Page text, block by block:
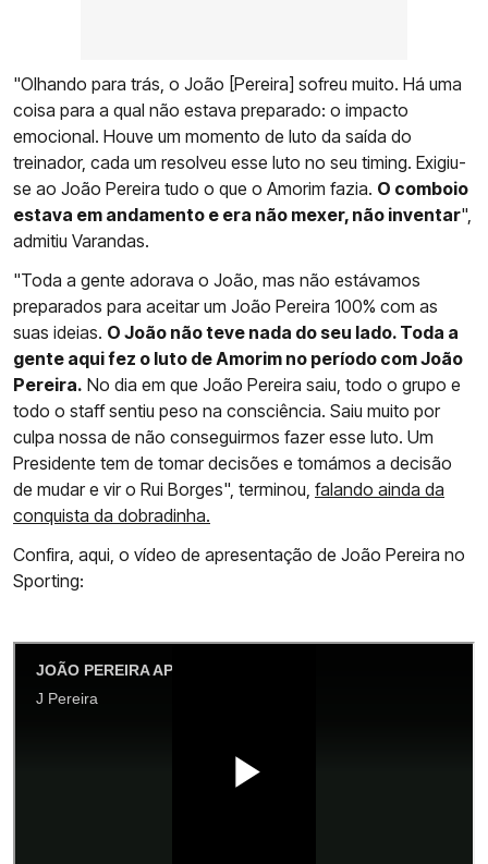
"Olhando para trás, o João [Pereira] sofreu muito. Há uma
coisa para a qual não estava preparado: o impacto
emocional. Houve um momento de luto da saída do
treinador, cada um resolveu esse luto no seu timing. Exigiu-
se ao João Pereira tudo o que o Amorim fazia. O comboio
estava em andamento e era não mexer, não inventar",
admitiu Varandas.
"Toda a gente adorava o João, mas não estávamos
preparados para aceitar um João Pereira 100% com as
suas ideias. O João não teve nada do seu lado. Toda a
gente aqui fez o luto de Amorim no período com João
Pereira. No dia em que João Pereira saiu, todo o grupo e
todo o staff sentiu peso na consciência. Saiu muito por
culpa nossa de não conseguirmos fazer esse luto. Um
Presidente tem de tomar decisões e tomámos a decisão
de mudar e vir o Rui Borges", terminou, falando ainda da
conquista da dobradinha.
Confira, aqui, o vídeo de apresentação de João Pereira no
Sporting: